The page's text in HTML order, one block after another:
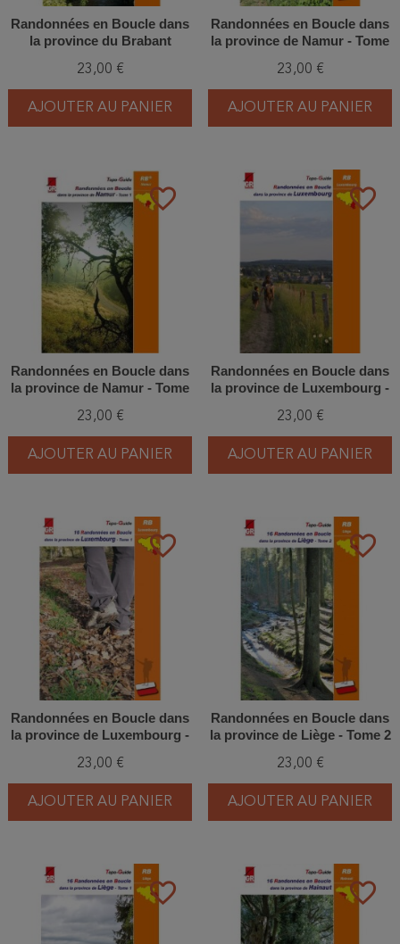
Randonnées en Boucle dans
la province du Brabant
23,00 €
AJOUTER AU PANIER
Randonnées en Boucle dans
la province de Namur - Tome
23,00 €
AJOUTER AU PANIER
favorite_border
Randonnées en Boucle dans
la province de Namur - Tome
23,00 €
AJOUTER AU PANIER
favorite_border
Randonnées en Boucle dans
la province de Luxembourg -
23,00 €
AJOUTER AU PANIER
favorite_border
Randonnées en Boucle dans
la province de Luxembourg -
23,00 €
AJOUTER AU PANIER
favorite_border
Randonnées en Boucle dans
la province de Liège - Tome 2
23,00 €
AJOUTER AU PANIER
favorite_border favorite_border